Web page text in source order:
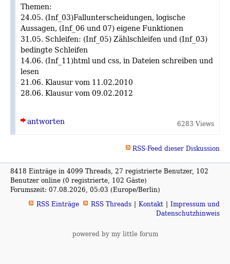
Themen:
24.05. (Inf_03)Fallunterscheidungen, logische
Aussagen, (Inf_06 und 07) eigene Funktionen
31.05. Schleifen: (Inf_05) Zählschleifen und (Inf_03)
bedingte Schleifen
14.06. (Inf_11)html und css, in Dateien schreiben und
lesen
21.06. Klausur vom 11.02.2010
28.06. Klausur vom 09.02.2012
antworten 6283 Views
RSS-Feed dieser Diskussion
8418 Einträge in 4099 Threads, 27 registrierte Benutzer, 102
Benutzer online (0 registrierte, 102 Gäste)
Forumszeit: 07.08.2026, 05:03 (Europe/Berlin)
RSS Einträge
RSS Threads Kontakt
Impressum und
Datenschutzhinweis
powered by my little forum